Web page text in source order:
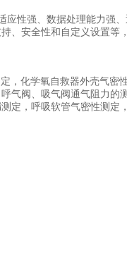
性强、数据处理能力强
、安全性和自定义设置等
，化学氧自救器外壳气密
气阀、吸气阀通气阻力
定，呼吸软管气密性测